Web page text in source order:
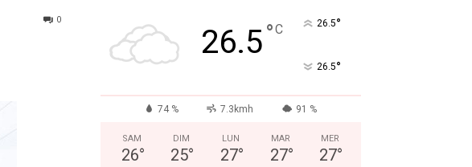
0
26.5°C 26.5°
26.5°
74 % 7.3kmh 91 %
SAM
26°
DIM
25°
LUN
27°
MAR
27°
MER
27°